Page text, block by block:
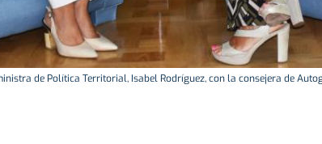
de Política Territorial, Isabel Rodríguez, con la consejera de